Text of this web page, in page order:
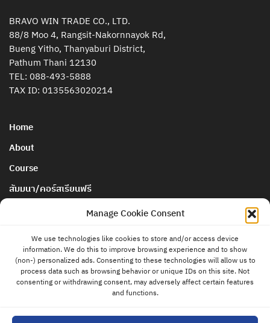
Manage Cookie Consent
We use technologies like cookies to store and/or access device
information. We do this to improve browsing experience and to show
(non-) personalized ads. Consenting to these technologies will allow us to
process data such as browsing behavior or unique IDs on this site. Not
consenting or withdrawing consent, may adversely affect certain features
and functions.
BRAVO WIN TRADE CO., LTD.
88/8 Moo 4, Rangsit-Nakornnayok Rd,
Bueng Yitho, Thanyaburi District,
Pathum Thani 12130
TEL: 088-493-5888
TAX ID: 0135563020214
Home
About
Course
สัมมนา/คอร์สเรียนฟรี
นโยบายการยกเลิกและคืนเงิน
Blog & News
Store
Contact
แอดมิน